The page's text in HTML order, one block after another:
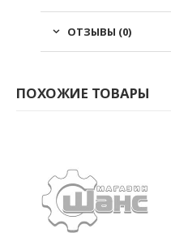
ОТЗЫВЫ (0)
ПОХОЖИЕ ТОВАРЫ